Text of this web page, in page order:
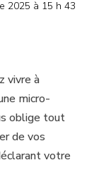
2025 à 15 h 43
vivre à
micro-
oblige tout
de vos
votre